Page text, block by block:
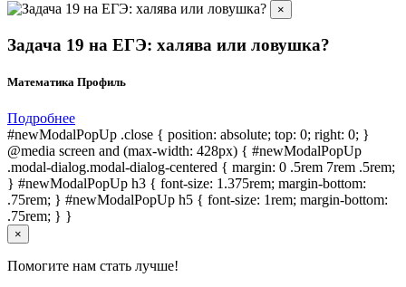
×
Задача 19 на ЕГЭ: халява или ловушка?
Математика Профиль
Подробнее
#newModalPopUp .close { position: absolute; top: 0; right: 0; }
@media screen and (max-width: 428px) { #newModalPopUp
.modal-dialog.modal-dialog-centered { margin: 0 .5rem 7rem .5rem;
} #newModalPopUp h3 { font-size: 1.375rem; margin-bottom:
.75rem; } #newModalPopUp h5 { font-size: 1rem; margin-bottom:
.75rem; } }
×
Помогите нам стать лучше!